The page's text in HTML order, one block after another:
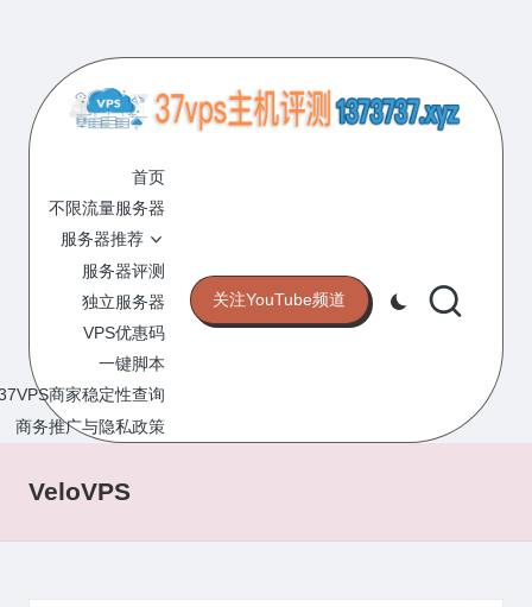
content
7
V
P
S
主
机
评
测
的
VPS
网
站
首页
不限流量服务器
服务器推荐
服务器评测
独立服务器
VPS优惠码
一键脚本
商家稳定性查询
商务推广与隐私政策
关注YouTube频道
VeloVPS